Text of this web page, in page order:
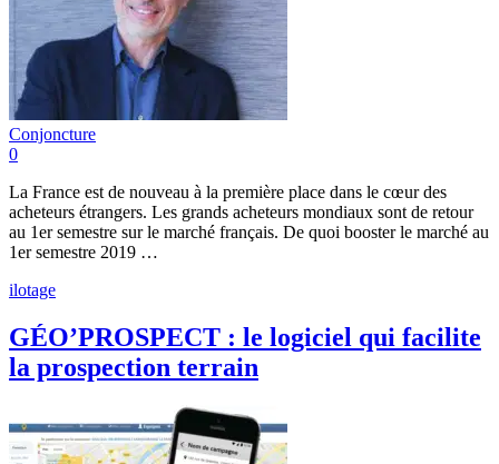
Conjoncture
0
La France est de nouveau à la première place dans le cœur des
acheteurs étrangers. Les grands acheteurs mondiaux sont de retour
au 1er semestre sur le marché français. De quoi booster le marché au
1er semestre 2019 …
ilotage
GÉO’PROSPECT : le logiciel qui facilite
la prospection terrain